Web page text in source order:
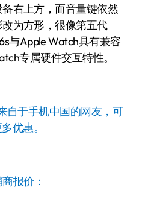
右上方，而音量键依然
为方形，很像第五代
与Apple Watch具有兼容
专属硬件交互特性。
自于手机中国的网友，可
优惠。
报价：